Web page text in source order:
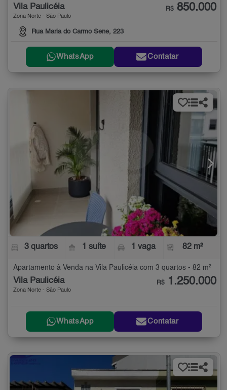
Vila Paulicéia
Zona Norte - São Paulo
Rua Maria do Carmo Sene, 223
R$ 850.000
WhatsApp Contatar
3 quartos 1 suíte 1 vaga 82 m²
Apartamento à Venda na Vila Paulicéia com 3 quartos - 82 m²
Vila Paulicéia
Zona Norte - São Paulo
R$ 1.250.000
WhatsApp Contatar